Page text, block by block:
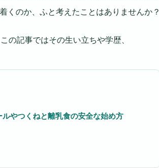
くのか、ふと考えたことはありませんか？
記事ではその生い立ちや学歴、
やつくねと離乳食の安全な始め方